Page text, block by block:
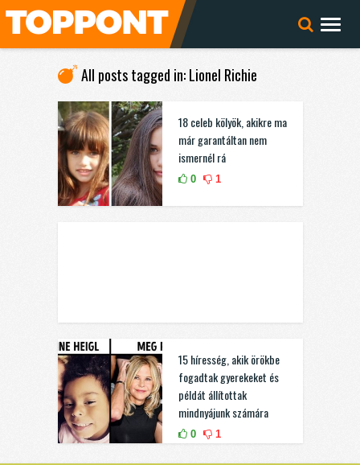
All posts tagged in: Lionel Richie
18 celeb kölyök, akikre ma
már garantáltan nem
ismernél rá
0 1
15 híresség, akik örökbe
fogadtak gyerekeket és
példát állítottak
mindnyájunk számára
0 1